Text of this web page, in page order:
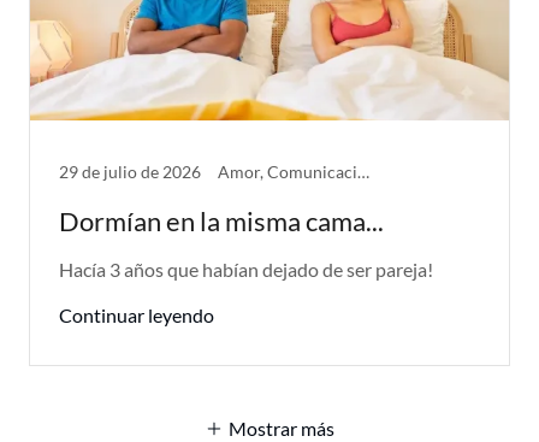
29 de julio de 2026 Amor, Comunicación, Infidelidad, Problemas de Pareja, Separación
Dormían en la misma cama...
Hacía 3 años que habían dejado de ser pareja!
Continuar leyendo
Mostrar más